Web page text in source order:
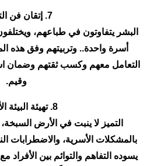
7. إتقان فن التربية:
البشر يتفاوتون في طباعهم،
أسرة واحدة.. وتربيتهم وفق هذه
التعامل معهم وكسب ثقتهم وضمان
وقيم.
8. تهيئة البيئة الأسرية:
التميز لا ينبت في الأرض
بالمشكلات الأسرية، والاضطرابات
يسوده التفاهم والتوائم بين